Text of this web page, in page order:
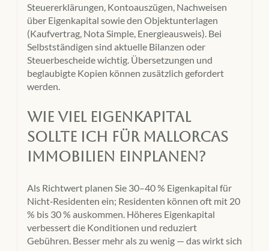
Steuererklärungen, Kontoauszügen, Nachweisen
über Eigenkapital sowie den Objektunterlagen
(Kaufvertrag, Nota Simple, Energieausweis). Bei
Selbstständigen sind aktuelle Bilanzen oder
Steuerbescheide wichtig. Übersetzungen und
beglaubigte Kopien können zusätzlich gefordert
werden.
Wie viel Eigenkapital
sollte ich für Mallorcas
Immobilien einplanen?
Als Richtwert planen Sie 30–40 % Eigenkapital für
Nicht‑Residenten ein; Residenten können oft mit 20
% bis 30 % auskommen. Höheres Eigenkapital
verbessert die Konditionen und reduziert
Gebühren. Besser mehr als zu wenig — das wirkt sich